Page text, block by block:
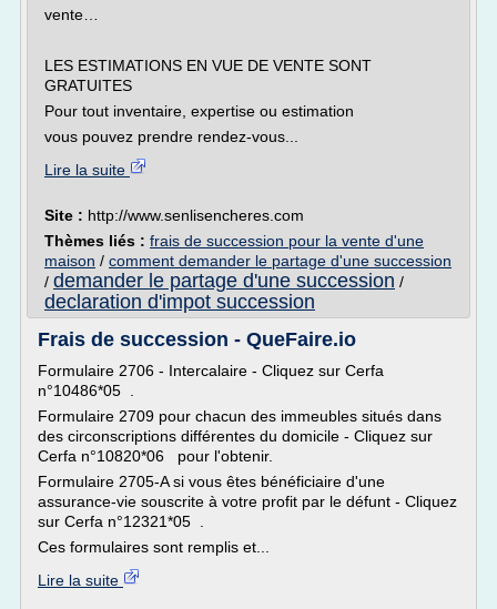
vente…
LES ESTIMATIONS EN VUE DE VENTE SONT
GRATUITES
Pour tout inventaire, expertise ou estimation
vous pouvez prendre rendez-vous...
Lire la suite
Site : http://www.senlisencheres.com
Thèmes liés : frais de succession pour la vente d'une
maison / comment demander le partage d'une succession
/ demander le partage d'une succession /
declaration d'impot succession
Frais de succession - QueFaire.io
Formulaire 2706 - Intercalaire - Cliquez sur Cerfa
n°10486*05 .
Formulaire 2709 pour chacun des immeubles situés dans
des circonscriptions différentes du domicile - Cliquez sur
Cerfa n°10820*06 pour l'obtenir.
Formulaire 2705-A si vous êtes bénéficiaire d'une
assurance-vie souscrite à votre profit par le défunt - Cliquez
sur Cerfa n°12321*05 .
Ces formulaires sont remplis et...
Lire la suite